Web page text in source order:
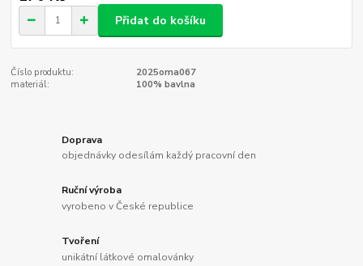
Přidat do košíku
Číslo produktu:
2025oma067
materiál:
100% bavlna
Doprava
objednávky odesílám každý pracovní den
Ruční výroba
vyrobeno v České republice
Tvoření
unikátní látkové omalovánky